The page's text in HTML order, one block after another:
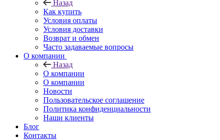
Назад
Как купить
Условия оплаты
Условия доставки
Возврат и обмен
Часто задаваемые вопросы
О компании
Назад
О компании
О компании
Новости
Пользовательское соглашение
Политика конфиденциальности
Наши клиенты
Блог
Контакты